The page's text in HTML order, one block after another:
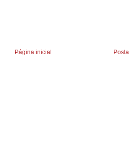
Página inicial